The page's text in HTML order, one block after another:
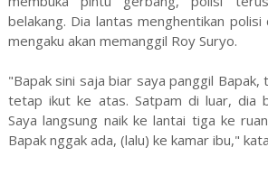
belakang. Dia lantas menghentikan
mengaku akan memanggil Roy Suryo.
"Bapak sini saja biar saya panggil Bapak,
tetap ikut ke atas. Satpam di luar, dia
Saya langsung naik ke lantai tiga ke
Bapak nggak ada, (lalu) ke kamar ibu,"